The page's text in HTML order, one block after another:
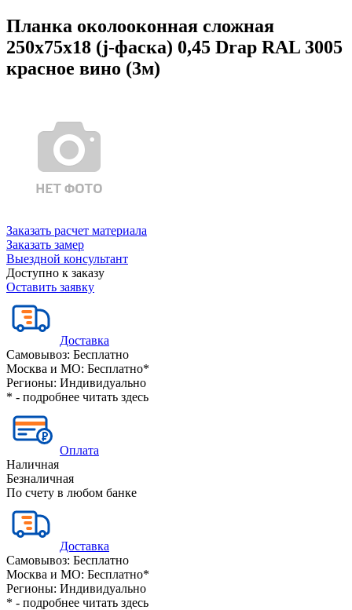
Планка околооконная сложная
250х75х18 (j-фаска) 0,45 Drap RAL 3005
красное вино (3м)
Заказать расчет материала
Заказать замер
Выездной консультант
Доступно к заказу
Оставить заявку
Доставка
Самовывоз: Бесплатно
Москва и МО: Бесплатно*
Регионы: Индивидуально
* - подробнее читать здесь
Оплата
Наличная
Безналичная
По счету в любом банке
Доставка
Самовывоз: Бесплатно
Москва и МО: Бесплатно*
Регионы: Индивидуально
* - подробнее читать здесь